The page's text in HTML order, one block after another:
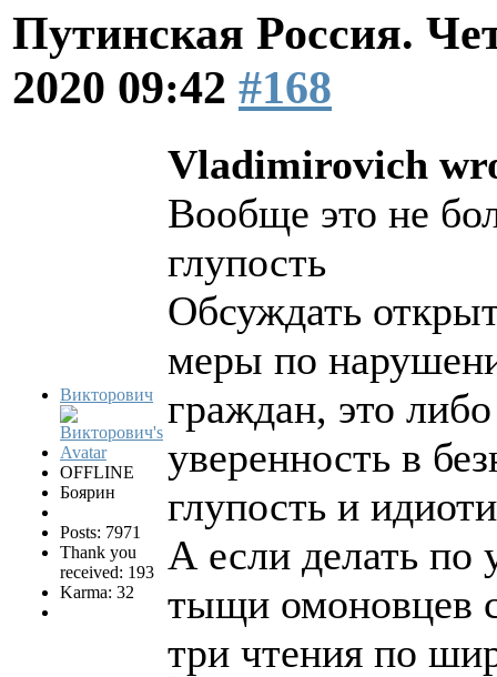
Путинская Россия.
2020 09:42 #168
Викторович
OFFLINE
Боярин
Posts: 7971
Thank you
received: 193
Karma: 32
Vladimirovich
Вообще это не
глупость
Обсуждать
меры по
граждан, это
уверенность в
глупость и
А если делать по
тыщи омоновцев
три чтения по